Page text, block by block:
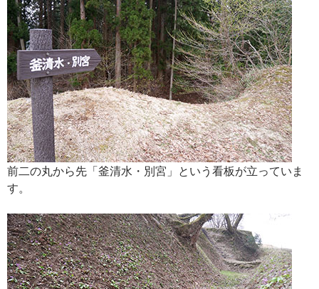
前二の丸から先「釜清水・別宮」という看板が立っていま
す。